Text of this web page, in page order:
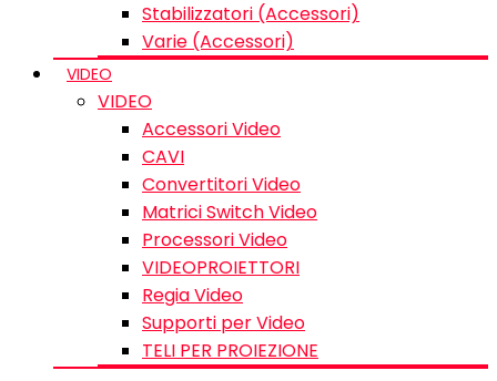
Stabilizzatori (Accessori)
Varie (Accessori)
VIDEO
VIDEO
Accessori Video
CAVI
Convertitori Video
Matrici Switch Video
Processori Video
VIDEOPROIETTORI
Regia Video
Supporti per Video
TELI PER PROIEZIONE